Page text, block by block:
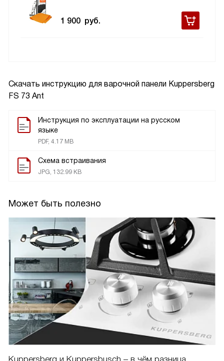
Скачать инструкцию для варочной панели Kuppersberg
FS 73 Ant
Инструкция по эксплуатации на русском
языке
PDF, 4.17 MB
Схема встраивания
JPG, 132.99 KB
Может быть полезно
1 900 руб.